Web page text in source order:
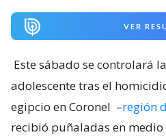
egipcio en Coronel–región
recibió puñaladas en medio
El menor es hijo de la
quien se entregó ante
De acuerdo con los